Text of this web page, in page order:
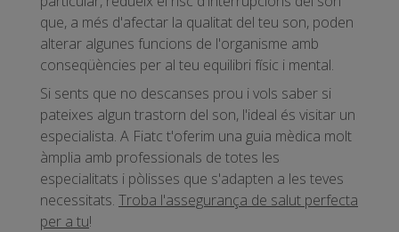
que, a més d'afectar la qualitat del teu son, poden
alterar algunes funcions de l'organisme amb
conseqüències per al teu equilibri físic i mental.
Si sents que no descanses prou i vols saber si
pateixes algun trastorn del son, l'ideal és visitar un
especialista. A Fiatc t'oferim una guia mèdica molt
àmplia amb professionals de totes les
especialitats i pòlisses que s'adapten a les teves
necessitats. Troba l'assegurança de salut perfecta
per a tu!